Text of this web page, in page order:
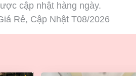
cập nhật hàng ngày.
Rẻ, Cập Nhật T08/2026